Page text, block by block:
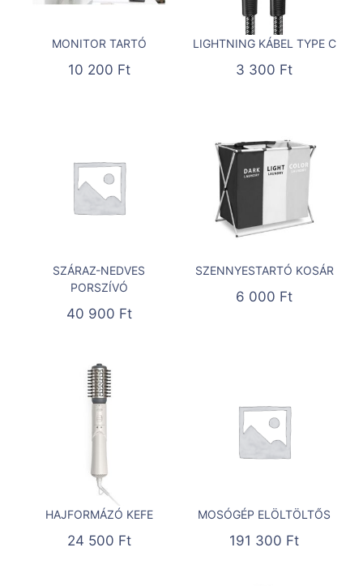
MONITOR TARTÓ
10 200 Ft
LIGHTNING KÁBEL TYPE C
3 300 Ft
SZÁRAZ-NEDVES
PORSZÍVÓ
40 900 Ft
SZENNYESTARTÓ KOSÁR
6 000 Ft
HAJFORMÁZÓ KEFE
24 500 Ft
MOSÓGÉP ELÖLTÖLTŐS
191 300 Ft